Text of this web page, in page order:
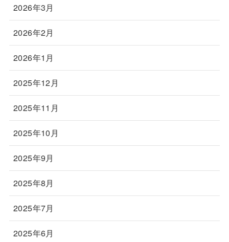
2026年3月
2026年2月
2026年1月
2025年12月
2025年11月
2025年10月
2025年9月
2025年8月
2025年7月
2025年6月